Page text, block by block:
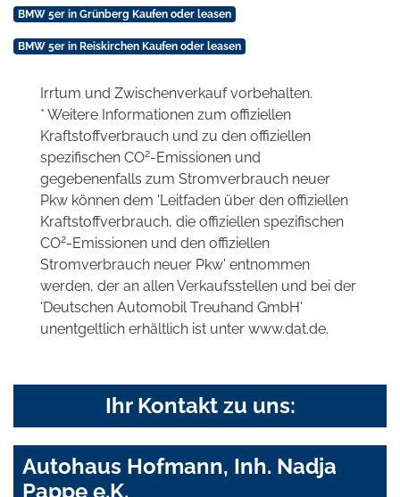
BMW 5er in Grünberg Kaufen oder leasen
BMW 5er in Reiskirchen Kaufen oder leasen
Irrtum und Zwischenverkauf vorbehalten.
* Weitere Informationen zum offiziellen
Kraftstoffverbrauch und zu den offiziellen
spezifischen CO2-Emissionen und
gegebenenfalls zum Stromverbrauch neuer
Pkw können dem 'Leitfaden über den offiziellen
Kraftstoffverbrauch, die offiziellen spezifischen
CO2-Emissionen und den offiziellen
Stromverbrauch neuer Pkw' entnommen
werden, der an allen Verkaufsstellen und bei der
'Deutschen Automobil Treuhand GmbH'
unentgeltlich erhältlich ist unter www.dat.de.
Ihr Kontakt zu uns:
Autohaus Hofmann, Inh. Nadja
Pappe e.K.